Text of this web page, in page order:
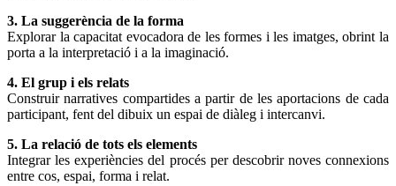
3. La suggerència de la forma
Explorar la capacitat evocadora de les formes i les imatges, obrint la
porta a la interpretació i a la imaginació.
4. El grup i els relats
Construir narratives compartides a partir de les aportacions de cada
participant, fent del dibuix un espai de diàleg i intercanvi.
5. La relació de tots els elements
Integrar les experiències del procés per descobrir noves connexions
entre cos, espai, forma i relat.